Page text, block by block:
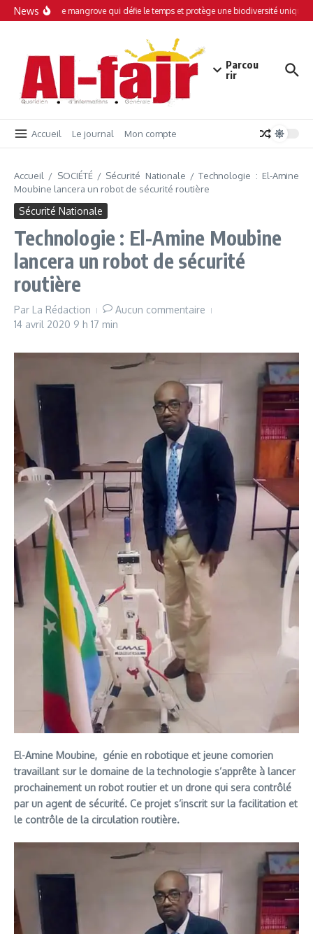
Aller au contenu
News : Une mangrove qui défie le temps et protège une biodiversité unique
Parcou
rir
Accueil Le journal Mon compte
Accueil / SOCIÉTÉ/ Sécurité Nationale /Technologie : El-Amine
Moubine lancera un robot de sécurité routière
Sécurité Nationale
Technologie : El-Amine Moubine
lancera un robot de sécurité
routière
Par La Rédaction
Aucun commentaire
14 avril 2020 9 h 17 min
El-Amine Moubine, génie en robotique et jeune comorien
travaillant sur le domaine de la technologie s’apprête à lancer
prochainement un robot routier et un drone qui sera contrôlé
par un agent de sécurité. Ce projet s’inscrit sur la facilitation et
le contrôle de la circulation routière.